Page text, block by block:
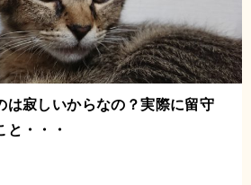
は寂しいからなの？実際に留守
と・・・